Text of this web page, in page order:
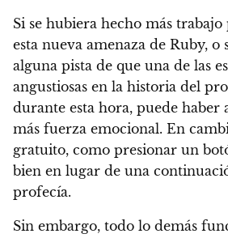
Si se hubiera hecho más
esta nueva amenaza de Ruby, o
alguna pista de que una de las
angustiosas en la historia del
durante esta hora, puede haber
más fuerza emocional. En
gratuito, como presionar un
bien en lugar de una
profecía.
Sin embargo, todo lo demás